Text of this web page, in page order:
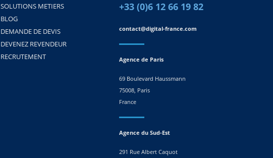
SOLUTIONS METIERS
BLOG
DEMANDE DE DEVIS
DEVENEZ REVENDEUR
RECRUTEMENT
+33 (0)6 12 66 19 82
contact@digital-france.com
Agence de Paris
69 Boulevard Haussmann
75008, Paris
France
Agence du Sud-Est
291 Rue Albert Caquot